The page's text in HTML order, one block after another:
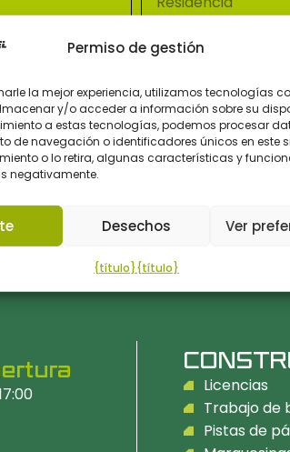
Permiso de gestión
la mejor experiencia, utilizamos tecnologías
y/o acceder a información sobre su
a estas tecnologías, podemos procesar
de navegación o identificadores únicos en este
o lo retira, algunas características y
negativamente.
Desechos Ver
{título}{título}
Licencias
Trabajo de
Pistas de